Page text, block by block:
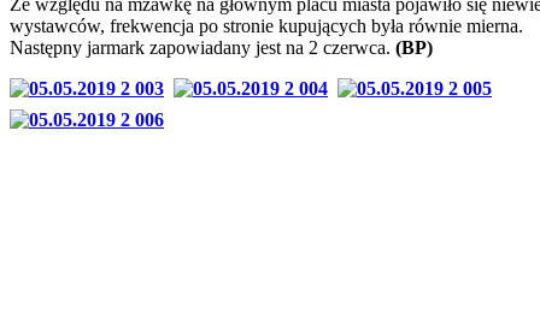
wystawców, frekwencja po stronie kupujących była równie mierna.
Następny jarmark zapowiadany jest na 2 czerwca. (BP)